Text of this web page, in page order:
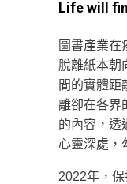
Life will
圖書產業在
脫離紙本朝
間的實體距
離卻在各界
的內容，透
心靈深處，
2022年，